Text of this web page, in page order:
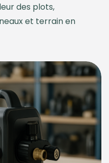
des plots,
et terrain en